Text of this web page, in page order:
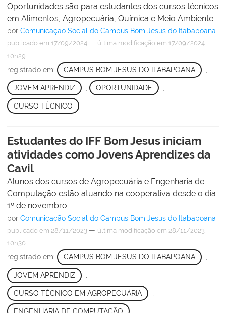
Oportunidades são para estudantes dos cursos técnicos
em Alimentos, Agropecuária, Química e Meio Ambiente.
por Comunicação Social do Campus Bom Jesus do Itabapoana
publicado em 17/09/2024 — última modificação em 17/09/2024
10h29
registrado em: CAMPUS BOM JESUS DO ITABAPOANA ,
JOVEM APRENDIZ OPORTUNIDADE
CURSO TÉCNICO
Estudantes do IFF Bom Jesus iniciam
atividades como Jovens Aprendizes da
Cavil
Alunos dos cursos de Agropecuária e Engenharia de
Computação estão atuando na cooperativa desde o dia
1º de novembro.
por Comunicação Social do Campus Bom Jesus do Itabapoana
publicado em 28/11/2023 — última modificação em 28/11/2023
10h30
registrado em: CAMPUS BOM JESUS DO ITABAPOANA ,
JOVEM APRENDIZ
CURSO TÉCNICO EM AGROPECUÁRIA
ENGENHARIA DE COMPUTAÇÃO